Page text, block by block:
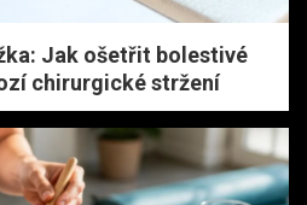
Jak ošetřit bolestivé
chirurgické stržení